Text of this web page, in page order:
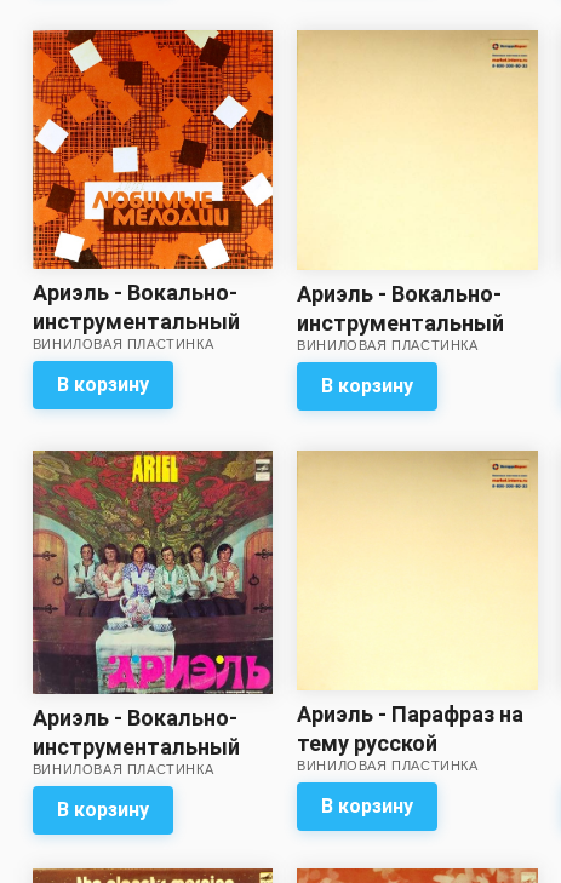
Ариэль - Вокально-
инструментальный
ансамбль Ариэль
ВИНИЛОВАЯ ПЛАСТИНКА
В корзину
Ариэль - Вокально-
инструментальный
ансамбль Ариэль
ВИНИЛОВАЯ ПЛАСТИНКА
В корзину
Ариэль - Вокально-
инструментальный
ансамбль Ариэль
ВИНИЛОВАЯ ПЛАСТИНКА
В корзину
Ариэль - Парафраз на
тему русской
народной песни
Отдавали молоду /
Орган в ночи
ВИНИЛОВАЯ ПЛАСТИНКА
В корзину